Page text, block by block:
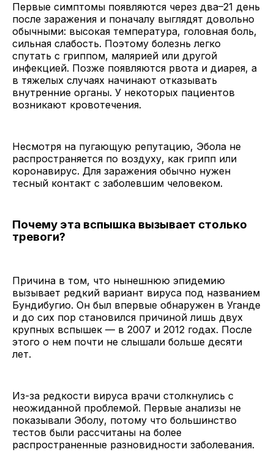
Первые симптомы появляются через два–21 день
после заражения и поначалу выглядят довольно
обычными: высокая температура, головная боль,
сильная слабость. Поэтому болезнь легко
спутать с гриппом, малярией или другой
инфекцией. Позже появляются рвота и диарея, а
в тяжелых случаях начинают отказывать
внутренние органы. У некоторых пациентов
возникают кровотечения.
Несмотря на пугающую репутацию, Эбола не
распространяется по воздуху, как грипп или
коронавирус. Для заражения обычно нужен
тесный контакт с заболевшим человеком.
Почему эта вспышка вызывает столько
тревоги?
Причина в том, что нынешнюю эпидемию
вызывает редкий вариант вируса под названием
Бундибугио. Он был впервые обнаружен в Уганде
и до сих пор становился причиной лишь двух
крупных вспышек — в 2007 и 2012 годах. После
этого о нем почти не слышали больше десяти
лет.
Из-за редкости вируса врачи столкнулись с
неожиданной проблемой. Первые анализы не
показывали Эболу, потому что большинство
тестов были рассчитаны на более
распространенные разновидности заболевания.